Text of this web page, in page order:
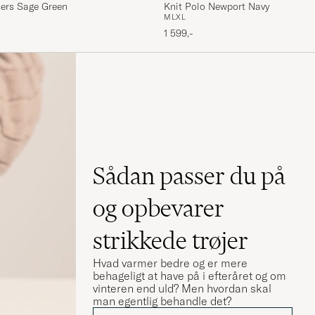
Sage Green Knit Polo Newport Navy
M LXL
1 599,-
Sådan passer du på
og opbevarer
strikkede trøjer
Hvad varmer bedre og er mere
behageligt at have på i efteråret og om
vinteren end uld? Men hvordan skal
man egentlig behandle det?